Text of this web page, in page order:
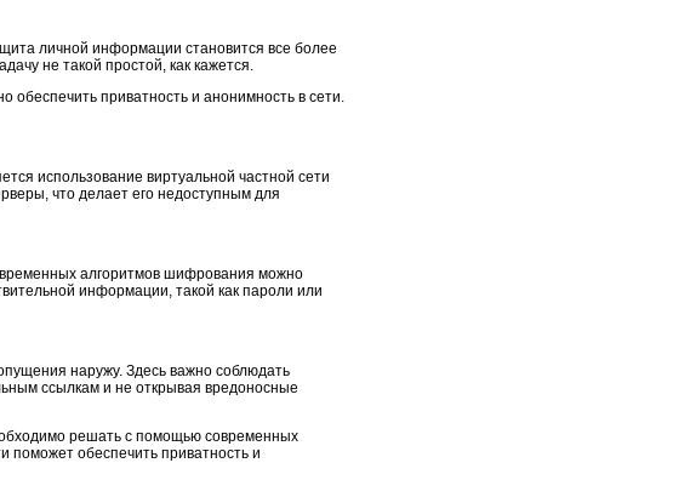
личной информации становится все более
не такой простой, как кажется.
приватность и анонимность в сети.
использование виртуальной частной сети
что делает его недоступным для
алгоритмов шифрования можно
информации, такой как пароли или
наружу. Здесь важно соблюдать
ссылкам и не открывая вредоносные
решать с помощью современных
поможет обеспечить приватность и